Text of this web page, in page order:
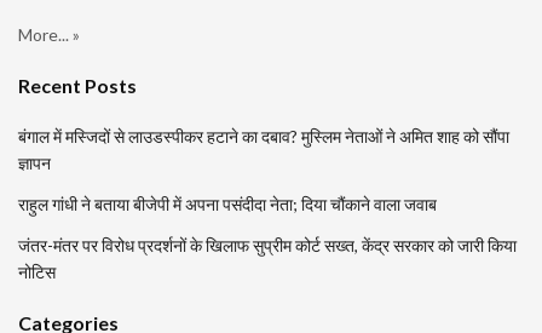
More... »
Recent Posts
बंगाल में मस्जिदों से लाउडस्पीकर हटाने का दबाव? मुस्लिम नेताओं ने अमित शाह को सौंपा
ज्ञापन
राहुल गांधी ने बताया बीजेपी में अपना पसंदीदा नेता; दिया चौंकाने वाला जवाब
जंतर-मंतर पर विरोध प्रदर्शनों के खिलाफ सुप्रीम कोर्ट सख्त, केंद्र सरकार को जारी किया
नोटिस
Categories